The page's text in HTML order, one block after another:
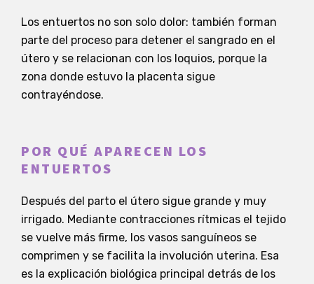
Los entuertos no son solo dolor: también forman
parte del proceso para detener el sangrado en el
útero y se relacionan con los loquios, porque la
zona donde estuvo la placenta sigue
contrayéndose.
POR QUÉ APARECEN LOS
ENTUERTOS
Después del parto el útero sigue grande y muy
irrigado. Mediante contracciones rítmicas el tejido
se vuelve más firme, los vasos sanguíneos se
comprimen y se facilita la involución uterina. Esa
es la explicación biológica principal detrás de los